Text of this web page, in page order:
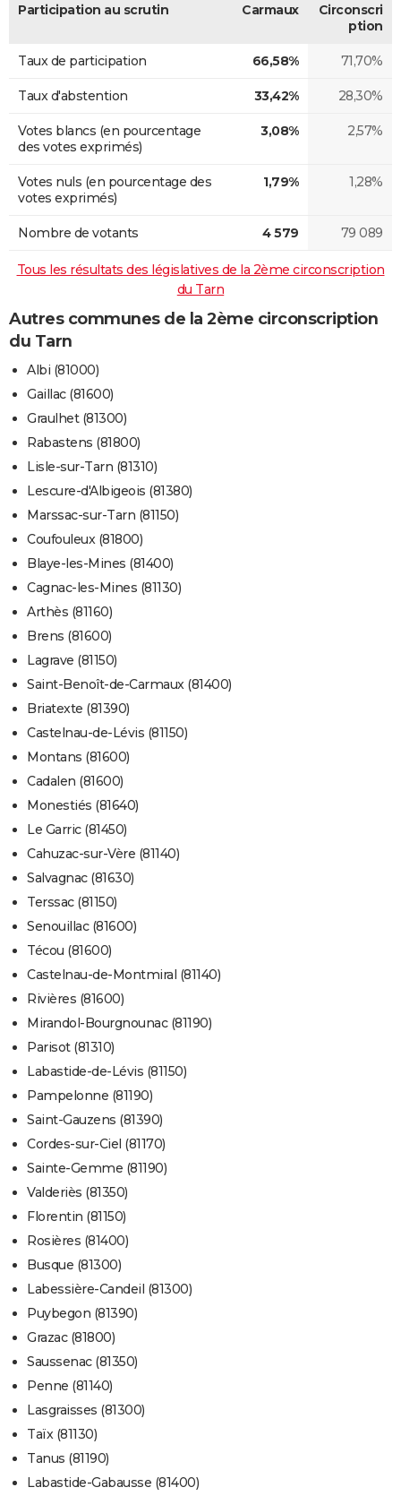
Participation au scrutin Carmaux
Circonscri
ption
Taux de participation 66,58% 71,70%
Taux d'abstention 33,42% 28,30%
Votes blancs (en pourcentage
des votes exprimés)
3,08% 2,57%
Votes nuls (en pourcentage des
votes exprimés)
1,79% 1,28%
Nombre de votants 4 579 79 089
Tous les résultats des législatives de la 2ème circonscription
du Tarn
Autres communes de la 2ème circonscription
du Tarn
Albi (81000)
Gaillac (81600)
Graulhet (81300)
Rabastens (81800)
Lisle-sur-Tarn (81310)
Lescure-d'Albigeois (81380)
Marssac-sur-Tarn (81150)
Coufouleux (81800)
Blaye-les-Mines (81400)
Cagnac-les-Mines (81130)
Arthès (81160)
Brens (81600)
Lagrave (81150)
Saint-Benoît-de-Carmaux (81400)
Briatexte (81390)
Castelnau-de-Lévis (81150)
Montans (81600)
Cadalen (81600)
Monestiés (81640)
Le Garric (81450)
Cahuzac-sur-Vère (81140)
Salvagnac (81630)
Terssac (81150)
Senouillac (81600)
Técou (81600)
Castelnau-de-Montmiral (81140)
Rivières (81600)
Mirandol-Bourgnounac (81190)
Parisot (81310)
Labastide-de-Lévis (81150)
Pampelonne (81190)
Saint-Gauzens (81390)
Cordes-sur-Ciel (81170)
Sainte-Gemme (81190)
Valderiès (81350)
Florentin (81150)
Rosières (81400)
Busque (81300)
Labessière-Candeil (81300)
Puybegon (81390)
Grazac (81800)
Saussenac (81350)
Penne (81140)
Lasgraisses (81300)
Taïx (81130)
Tanus (81190)
Labastide-Gabausse (81400)